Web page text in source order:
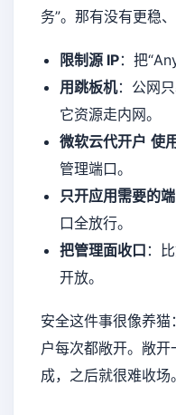
务”。那有没有更稳
限制源 IP：把
用跳板机：公网
它资源走内网。
微软云代开户 使
管理端口。
只开应用需要的
口全放行。
把管理面收口 ：
开放。
安全这件事很像养
户每次都敞开。敞
成，之后就很难收场。